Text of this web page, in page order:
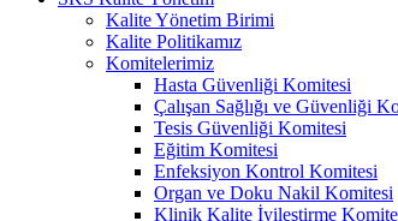
Kalite Yönetim Birimi
Kalite Politikamız
Komitelerimiz
Hasta Güvenliği Komitesi
Çalışan Sağlığı ve Güvenliği
Tesis Güvenliği Komitesi
Eğitim Komitesi
Enfeksiyon Kontrol Komitesi
Organ ve Doku Nakil Komitesi
Klinik Kalite İyileştirme